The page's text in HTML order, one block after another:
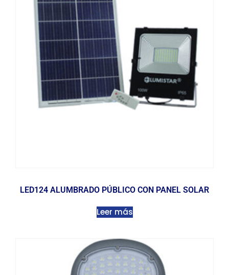
LED124 ALUMBRADO PÚBLICO CON PANEL SOLAR
Leer más